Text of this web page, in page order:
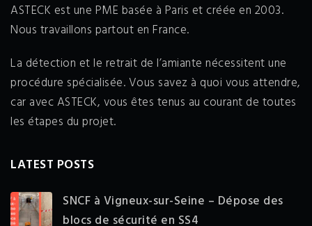
ASTECK est une PME basée à Paris et créée en 2003.
Nous travaillons partout en France.
La détection et le retrait de l’amiante nécessitent une
procédure spécialisée. Vous savez à quoi vous attendre,
car avec ASTECK, vous êtes tenus au courant de toutes
les étapes du projet.
LATEST POSTS
SNCF à Vigneux-sur-Seine – Dépose des
blocs de sécurité en SS4